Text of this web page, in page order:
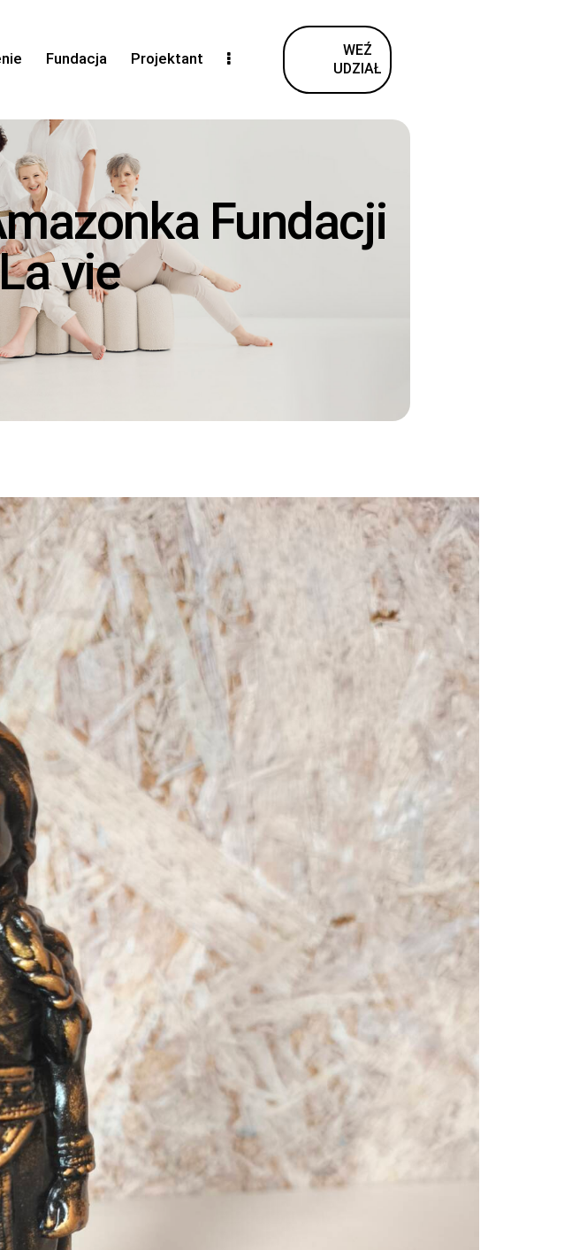
Fundacja Projektant
WEŹ
UDZIAŁ
Fundacji
vie